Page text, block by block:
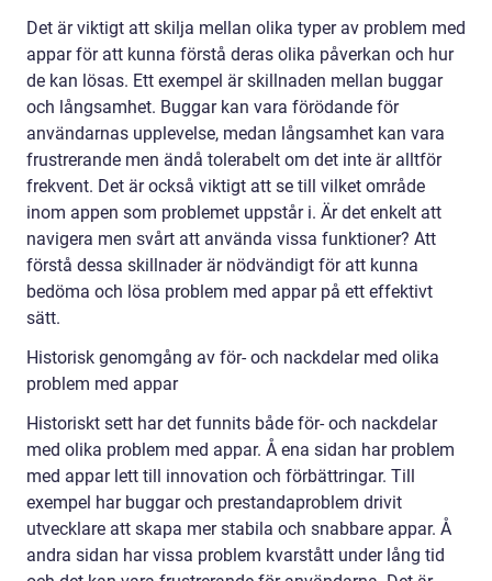
Det är viktigt att skilja mellan olika typer av problem med
appar för att kunna förstå deras olika påverkan och hur
de kan lösas. Ett exempel är skillnaden mellan buggar
och långsamhet. Buggar kan vara förödande för
användarnas upplevelse, medan långsamhet kan vara
frustrerande men ändå tolerabelt om det inte är alltför
frekvent. Det är också viktigt att se till vilket område
inom appen som problemet uppstår i. Är det enkelt att
navigera men svårt att använda vissa funktioner? Att
förstå dessa skillnader är nödvändigt för att kunna
bedöma och lösa problem med appar på ett effektivt
sätt.
Historisk genomgång av för- och nackdelar med olika
problem med appar
Historiskt sett har det funnits både för- och nackdelar
med olika problem med appar. Å ena sidan har problem
med appar lett till innovation och förbättringar. Till
exempel har buggar och prestandaproblem drivit
utvecklare att skapa mer stabila och snabbare appar. Å
andra sidan har vissa problem kvarstått under lång tid